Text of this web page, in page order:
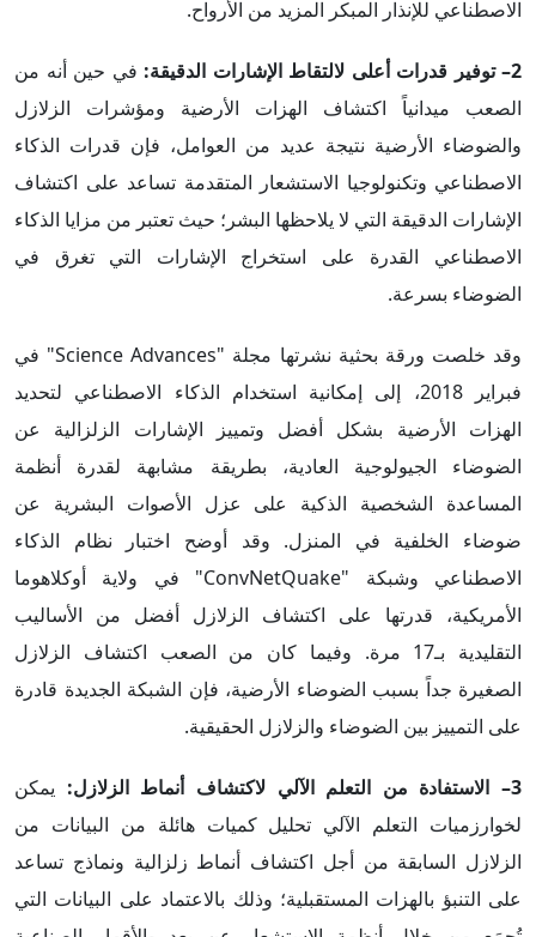
الاصطناعي للإنذار المبكر المزيد من الأرواح.
2– توفير قدرات أعلى لالتقاط الإشارات الدقيقة:
في حين أنه من
الصعب ميدانياً اكتشاف الهزات الأرضية ومؤشرات الزلازل
والضوضاء الأرضية نتيجة عديد من العوامل، فإن قدرات الذكاء
الاصطناعي وتكنولوجيا الاستشعار المتقدمة تساعد على اكتشاف
الإشارات الدقيقة التي لا يلاحظها البشر؛ حيث تعتبر من مزايا الذكاء
الاصطناعي القدرة على استخراج الإشارات التي تغرق في
الضوضاء بسرعة.
وقد خلصت ورقة بحثية نشرتها مجلة "Science Advances" في
فبراير 2018، إلى إمكانية استخدام الذكاء الاصطناعي لتحديد
الهزات الأرضية بشكل أفضل وتمييز الإشارات الزلزالية عن
الضوضاء الجيولوجية العادية، بطريقة مشابهة لقدرة أنظمة
المساعدة الشخصية الذكية على عزل الأصوات البشرية عن
ضوضاء الخلفية في المنزل. وقد أوضح اختبار نظام الذكاء
الاصطناعي وشبكة "ConvNetQuake" في ولاية أوكلاهوما
الأمريكية، قدرتها على اكتشاف الزلازل أفضل من الأساليب
التقليدية بـ17 مرة. وفيما كان من الصعب اكتشاف الزلازل
الصغيرة جداً بسبب الضوضاء الأرضية، فإن الشبكة الجديدة قادرة
على التمييز بين الضوضاء والزلازل الحقيقية.
3– الاستفادة من التعلم الآلي لاكتشاف أنماط الزلازل:
يمكن
لخوارزميات التعلم الآلي تحليل كميات هائلة من البيانات من
الزلازل السابقة من أجل اكتشاف أنماط زلزالية ونماذج تساعد
على التنبؤ بالهزات المستقبلية؛ وذلك بالاعتماد على البيانات التي